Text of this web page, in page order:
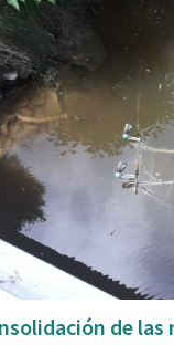
de las